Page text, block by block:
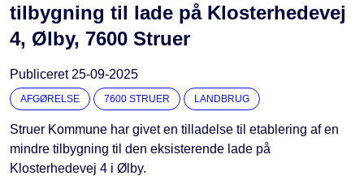
tilbygning til lade på Klosterhedevej
4, Ølby, 7600 Struer
Publiceret 25-09-2025
AFGØRELSE 7600 STRUER LANDBRUG
Struer Kommune har givet en tilladelse til etablering af en
mindre tilbygning til den eksisterende lade på
Klosterhedevej 4 i Ølby.